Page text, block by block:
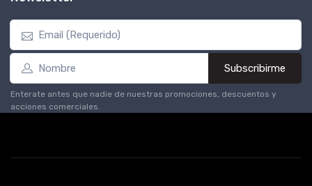
Subscribirme
Enterate antes que nadie de nuestras promociones, descuentos y
acciones comerciales.